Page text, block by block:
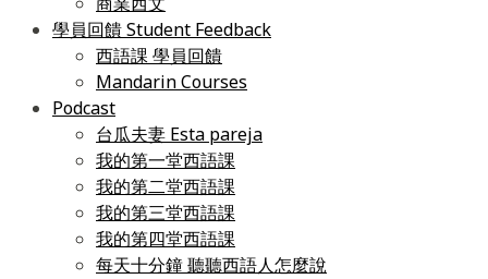
學員回饋 Student Feedback
西語課 學員回饋
Mandarin Courses
Podcast
台瓜夫妻 Esta pareja
我的第一堂西語課
我的第二堂西語課
我的第三堂西語課
我的第四堂西語課
每天十分鐘 聽聽西語人怎麼說